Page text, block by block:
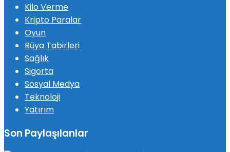
Kilo Verme
Kripto Paralar
Oyun
Rüya Tabirleri
Sağlık
Sigorta
Sosyal Medya
Teknoloji
Yatırım
Son Paylaşılanlar